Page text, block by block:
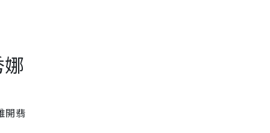
開翡